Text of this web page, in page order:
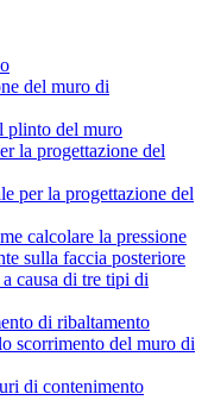
del muro di
plinto del muro
la progettazione del
per la progettazione del
calcolare la pressione
sulla faccia posteriore
causa di tre tipi di
di ribaltamento
scorrimento del muro di
di contenimento